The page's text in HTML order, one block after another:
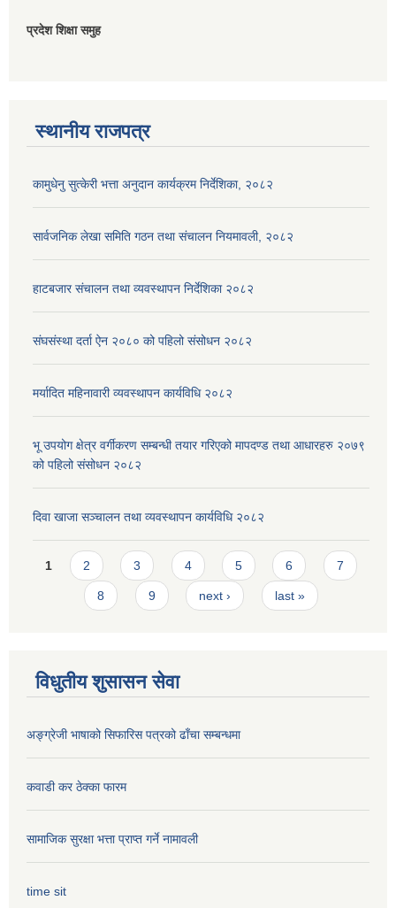
प्रदेश शिक्षा समुह
स्थानीय राजपत्र
कामुधेनु सुत्केरी भत्ता अनुदान कार्यक्रम निर्देशिका, २०८२
सार्वजनिक लेखा समिति गठन तथा संचालन नियमावली, २०८२
हाटबजार संचालन तथा व्यवस्थापन निर्देशिका २०८२
संघसंस्था दर्ता ऐन २०८० को पहिलो संसोधन २०८२
मर्यादित महिनावारी व्यवस्थापन कार्यविधि २०८२
भू उपयोग क्षेत्र वर्गीकरण सम्बन्धी तयार गरिएको मापदण्ड तथा आधारहरु २०७९
को पहिलो संसोधन २०८२
दिवा खाजा सञ्चालन तथा व्यवस्थापन कार्यविधि २०८२
Pages
1 2 3 4 5 6 7
8 9 next › last »
विधुतीय शुसासन सेवा
अङ्ग्रेजी भाषाको सिफारिस पत्रको ढाँचा सम्बन्धमा
कवाडी कर ठेक्का फारम
सामाजिक सुरक्षा भत्ता प्राप्त गर्ने नामावली
time sit